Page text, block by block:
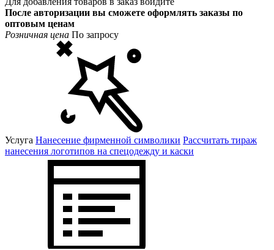
После авторизации вы сможете оформлять заказы по
оптовым ценам
Розничная цена По запросу
Услуга Нанесение фирменной символики Рассчитать тираж
нанесения логотипов на спецодежду и каски